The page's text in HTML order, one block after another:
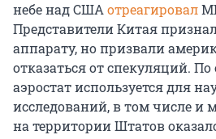
небе над США отреагировал
Представители Китая
аппарату, но призвали
отказаться от спекуляций.
аэростат используется для
исследований, в том числе и
на территории Штатов